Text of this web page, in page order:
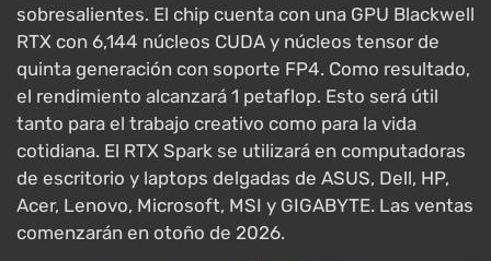
sobresalientes. El chip cuenta con una GPU Blackwell
RTX con 6,144 núcleos CUDA y núcleos tensor de
quinta generación con soporte FP4. Como resultado,
el rendimiento alcanzará 1 petaflop. Esto será útil
tanto para el trabajo creativo como para la vida
cotidiana. El RTX Spark se utilizará en computadoras
de escritorio y laptops delgadas de ASUS, Dell, HP,
Acer, Lenovo, Microsoft, MSI y GIGABYTE. Las ventas
comenzarán en otoño de 2026.